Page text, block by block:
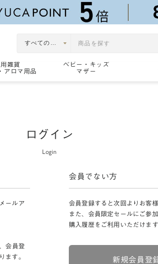
用雑貨
アロマ用品
ベビー・キッズ
マザー
ログイン
Login
ールア
会員登
ます。
会員でない方
会員登録すると次回よりお客
また、会員限定セールにご参
購入履歴をご利用いただけま
新規会員登